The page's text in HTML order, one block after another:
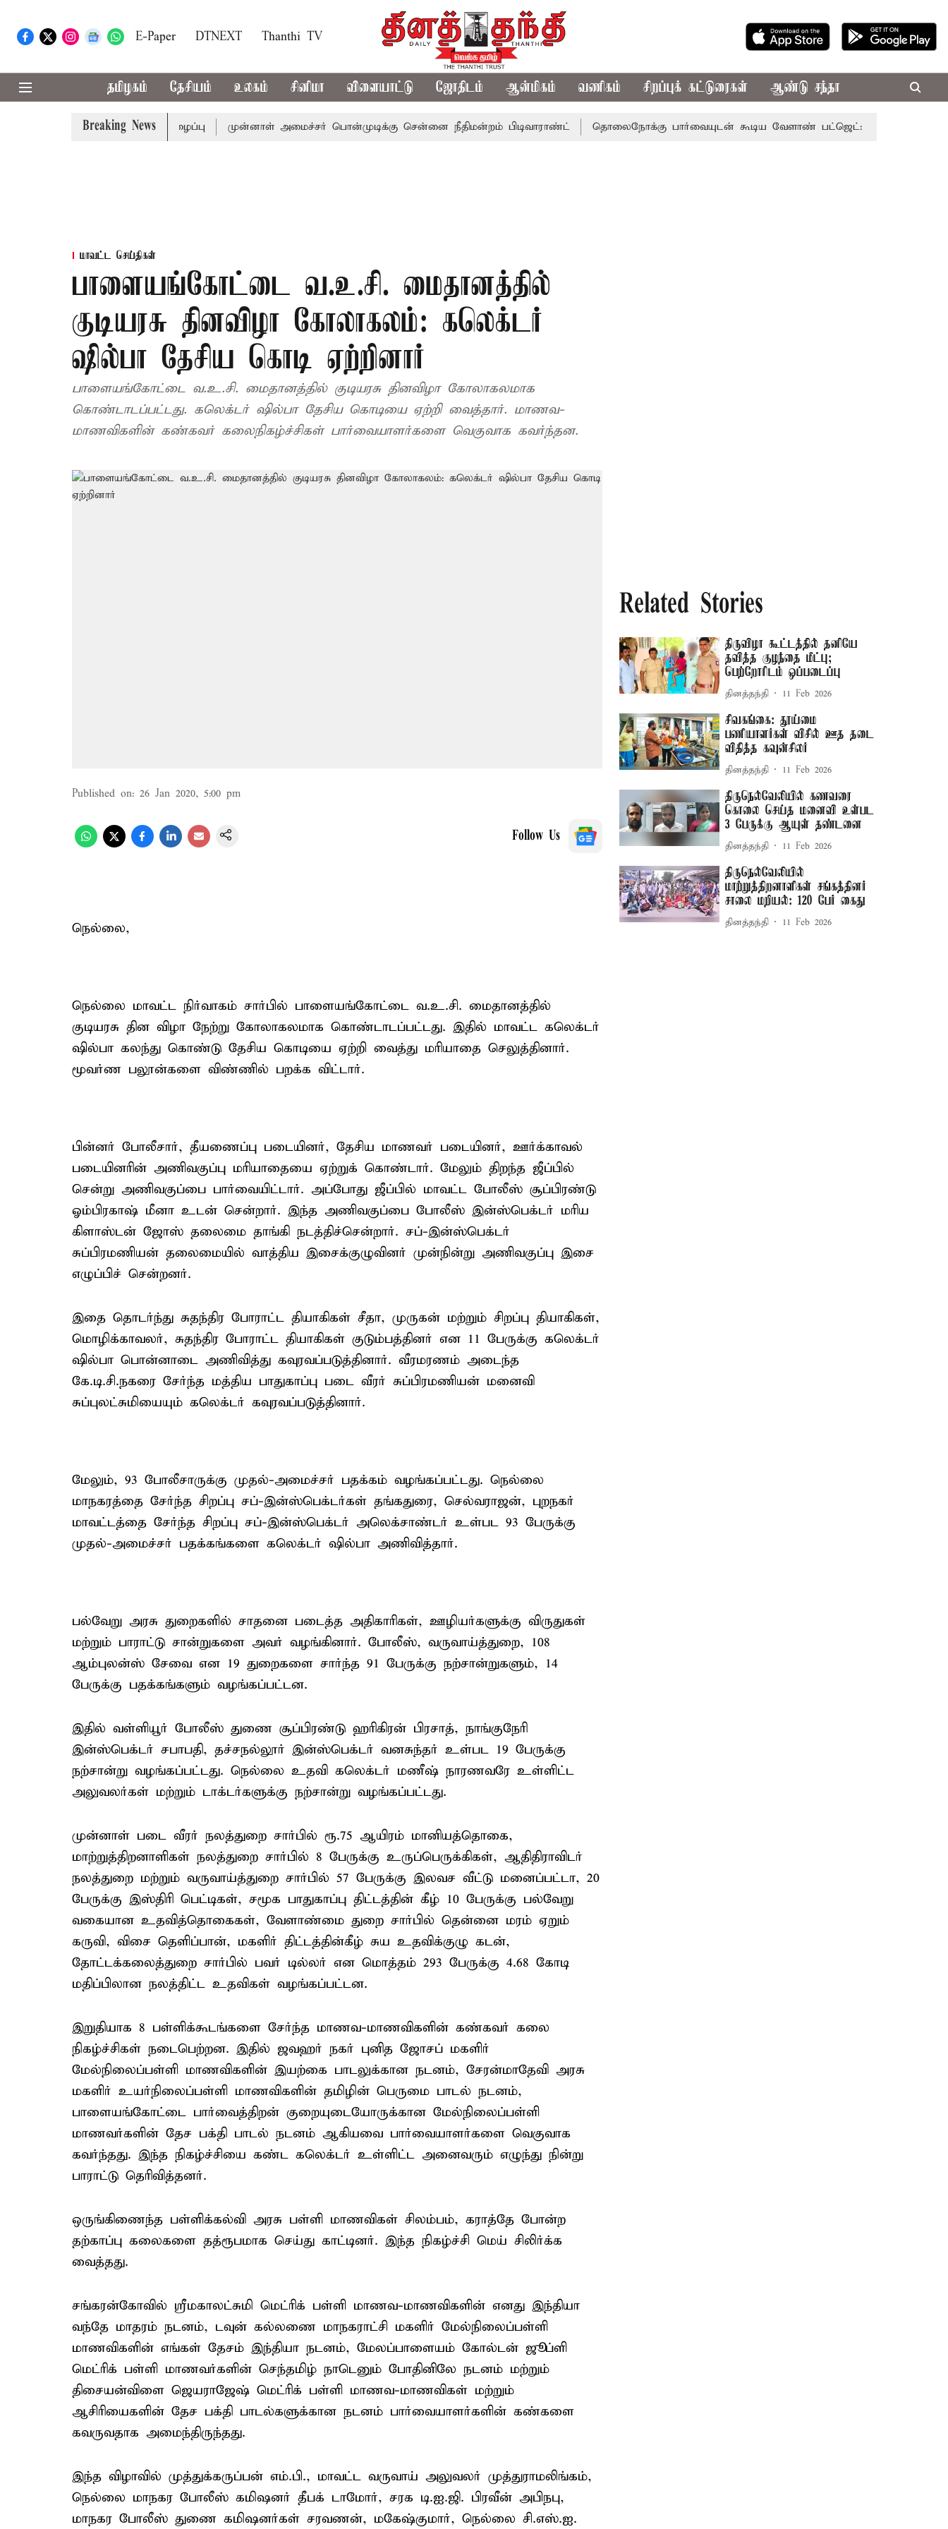
E-Paper DTNEXT Thanthi TV
தமிழகம் தேசியம் உலகம் சினிமா விளையாட்டு ஜோதிடம் ஆன்மிகம் வணிகம் சிறப்புக் கட்டுரைகள் ஆண்டு சந்தா
Breaking News
முதல்-அமைச்சர் விஜய் அழைப்பு முன்னாள் அமைச்சர் பொன்முடிக்கு சென்னை நீதிமன்றம் பிடிவாராண்ட் தொலைநோக்கு பார்வையுடன் கூடிய வேளாண் பட்ஜெட்: முதல்-அமைச்சர் விஜய்
மாவட்ட செய்திகள்
பாளையங்கோட்டை வ.உ.சி. மைதானத்தில்
குடியரசு தினவிழா கோலாகலம்: கலெக்டர்
ஷில்பா தேசிய கொடி ஏற்றினார்
பாளையங்கோட்டை வ.உ.சி. மைதானத்தில் குடியரசு தினவிழா கோலாகலமாக
கொண்டாடப்பட்டது. கலெக்டர் ஷில்பா தேசிய கொடியை ஏற்றி வைத்தார். மாணவ-
மாணவிகளின் கண்கவர் கலைநிகழ்ச்சிகள் பார்வையாளர்களை வெகுவாக கவர்ந்தன.
Published on: 26 Jan 2020, 5:00 pm
Follow Us
நெல்லை,
நெல்லை மாவட்ட நிர்வாகம் சார்பில் பாளையங்கோட்டை வ.உ.சி. மைதானத்தில்
குடியரசு தின விழா நேற்று கோலாகலமாக கொண்டாடப்பட்டது. இதில் மாவட்ட கலெக்டர்
ஷில்பா கலந்து கொண்டு தேசிய கொடியை ஏற்றி வைத்து மரியாதை செலுத்தினார்.
மூவர்ண பலூன்களை விண்ணில் பறக்க விட்டார்.
பின்னர் போலீசார், தீயணைப்பு படையினர், தேசிய மாணவர் படையினர், ஊர்க்காவல்
படையினரின் அணிவகுப்பு மரியாதையை ஏற்றுக் கொண்டார். மேலும் திறந்த ஜீப்பில்
சென்று அணிவகுப்பை பார்வையிட்டார். அப்போது ஜீப்பில் மாவட்ட போலீஸ் சூப்பிரண்டு
ஓம்பிரகாஷ் மீனா உடன் சென்றார். இந்த அணிவகுப்பை போலீஸ் இன்ஸ்பெக்டர் மரிய
கிளாஸ்டன் ஜோஸ் தலைமை தாங்கி நடத்திச்சென்றார். சப்-இன்ஸ்பெக்டர்
சுப்பிரமணியன் தலைமையில் வாத்திய இசைக்குழுவினர் முன்நின்று அணிவகுப்பு இசை
எழுப்பிச் சென்றனர்.
இதை தொடர்ந்து சுதந்திர போராட்ட தியாகிகள் சீதா, முருகன் மற்றும் சிறப்பு தியாகிகள்,
மொழிக்காவலர், சுதந்திர போராட்ட தியாகிகள் குடும்பத்தினர் என 11 பேருக்கு கலெக்டர்
ஷில்பா பொன்னாடை அணிவித்து கவுரவப்படுத்தினார். வீரமரணம் அடைந்த
கே.டி.சி.நகரை சேர்ந்த மத்திய பாதுகாப்பு படை வீரர் சுப்பிரமணியன் மனைவி
சுப்புலட்சுமியையும் கலெக்டர் கவுரவப்படுத்தினார்.
மேலும், 93 போலீசாருக்கு முதல்-அமைச்சர் பதக்கம் வழங்கப்பட்டது. நெல்லை
மாநகரத்தை சேர்ந்த சிறப்பு சப்-இன்ஸ்பெக்டர்கள் தங்கதுரை, செல்வராஜன், புறநகர்
மாவட்டத்தை சேர்ந்த சிறப்பு சப்-இன்ஸ்பெக்டர் அலெக்சாண்டர் உள்பட 93 பேருக்கு
முதல்-அமைச்சர் பதக்கங்களை கலெக்டர் ஷில்பா அணிவித்தார்.
பல்வேறு அரசு துறைகளில் சாதனை படைத்த அதிகாரிகள், ஊழியர்களுக்கு விருதுகள்
மற்றும் பாராட்டு சான்றுகளை அவர் வழங்கினார். போலீஸ், வருவாய்த்துறை, 108
ஆம்புலன்ஸ் சேவை என 19 துறைகளை சார்ந்த 91 பேருக்கு நற்சான்றுகளும், 14
பேருக்கு பதக்கங்களும் வழங்கப்பட்டன.
இதில் வள்ளியூர் போலீஸ் துணை சூப்பிரண்டு ஹரிகிரன் பிரசாத், நாங்குநேரி
இன்ஸ்பெக்டர் சபாபதி, தச்சநல்லூர் இன்ஸ்பெக்டர் வனசுந்தர் உள்பட 19 பேருக்கு
நற்சான்று வழங்கப்பட்டது. நெல்லை உதவி கலெக்டர் மணீஷ் நாரணவரே உள்ளிட்ட
அலுவலர்கள் மற்றும் டாக்டர்களுக்கு நற்சான்று வழங்கப்பட்டது.
முன்னாள் படை வீரர் நலத்துறை சார்பில் ரூ.75 ஆயிரம் மானியத்தொகை,
மாற்றுத்திறனாளிகள் நலத்துறை சார்பில் 8 பேருக்கு உருப்பெருக்கிகள், ஆதிதிராவிடர்
நலத்துறை மற்றும் வருவாய்த்துறை சார்பில் 57 பேருக்கு இலவச வீட்டு மனைப்பட்டா, 20
பேருக்கு இஸ்திரி பெட்டிகள், சமூக பாதுகாப்பு திட்டத்தின் கீழ் 10 பேருக்கு பல்வேறு
வகையான உதவித்தொகைகள், வேளாண்மை துறை சார்பில் தென்னை மரம் ஏறும்
கருவி, விசை தெளிப்பான், மகளிர் திட்டத்தின்கீழ் சுய உதவிக்குழு கடன்,
தோட்டக்கலைத்துறை சார்பில் பவர் டில்லர் என மொத்தம் 293 பேருக்கு 4.68 கோடி
மதிப்பிலான நலத்திட்ட உதவிகள் வழங்கப்பட்டன.
இறுதியாக 8 பள்ளிக்கூடங்களை சேர்ந்த மாணவ-மாணவிகளின் கண்கவர் கலை
நிகழ்ச்சிகள் நடைபெற்றன. இதில் ஜவஹர் நகர் புனித ஜோசப் மகளிர்
மேல்நிலைப்பள்ளி மாணவிகளின் இயற்கை பாடலுக்கான நடனம், சேரன்மாதேவி அரசு
மகளிர் உயர்நிலைப்பள்ளி மாணவிகளின் தமிழின் பெருமை பாடல் நடனம்,
பாளையங்கோட்டை பார்வைத்திறன் குறையுடையோருக்கான மேல்நிலைப்பள்ளி
மாணவர்களின் தேச பக்தி பாடல் நடனம் ஆகியவை பார்வையாளர்களை வெகுவாக
கவர்ந்தது. இந்த நிகழ்ச்சியை கண்ட கலெக்டர் உள்ளிட்ட அனைவரும் எழுந்து நின்று
பாராட்டு தெரிவித்தனர்.
ஒருங்கிணைந்த பள்ளிக்கல்வி அரசு பள்ளி மாணவிகள் சிலம்பம், கராத்தே போன்ற
தற்காப்பு கலைகளை தத்ரூபமாக செய்து காட்டினர். இந்த நிகழ்ச்சி மெய் சிலிர்க்க
வைத்தது.
சங்கரன்கோவில் ஸ்ரீமகாலட்சுமி மெட்ரிக் பள்ளி மாணவ-மாணவிகளின் எனது இந்தியா
வந்தே மாதரம் நடனம், டவுன் கல்லணை மாநகராட்சி மகளிர் மேல்நிலைப்பள்ளி
மாணவிகளின் எங்கள் தேசம் இந்தியா நடனம், மேலப்பாளையம் கோல்டன் ஜூப்ளி
மெட்ரிக் பள்ளி மாணவர்களின் செந்தமிழ் நாடெனும் போதினிலே நடனம் மற்றும்
திசையன்விளை ஜெயராஜேஷ் மெட்ரிக் பள்ளி மாணவ-மாணவிகள் மற்றும்
ஆசிரியைகளின் தேச பக்தி பாடல்களுக்கான நடனம் பார்வையாளர்களின் கண்களை
கவருவதாக அமைந்திருந்தது.
இந்த விழாவில் முத்துக்கருப்பன் எம்.பி., மாவட்ட வருவாய் அலுவலர் முத்துராமலிங்கம்,
நெல்லை மாநகர போலீஸ் கமிஷனர் தீபக் டாமோர், சரக டி.ஐ.ஜி. பிரவீன் அபிநபு,
மாநகர போலீஸ் துணை கமிஷனர்கள் சரவணன், மகேஷ்குமார், நெல்லை சி.எஸ்.ஐ.
Related Stories
திருவிழா கூட்டத்தில் தனியே
தவித்த குழந்தை மீட்பு;
பெற்றோரிடம் ஒப்படைப்பு
தினத்தந்தி 11 Feb 2026
சிவகங்கை: தூய்மை
பணியாளர்கள் விசில் ஊத தடை
விதித்த கவுன்சிலர்
தினத்தந்தி 11 Feb 2026
திருநெல்வேலியில் கணவரை
கொலை செய்த மனைவி உள்பட
3 பேருக்கு ஆயுள் தண்டனை
தினத்தந்தி 11 Feb 2026
திருநெல்வேலியில்
மாற்றுத்திறனாளிகள் சங்கத்தினர்
சாலை மறியல்: 120 பேர் கைது
தினத்தந்தி 11 Feb 2026